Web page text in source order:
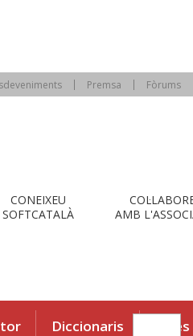
Premsa Fòrums
CONEIXEU
SOFTCATALÀ
AMB
Diccionaris Eines